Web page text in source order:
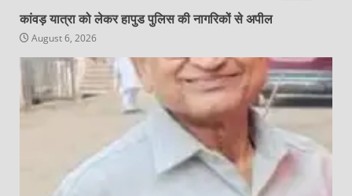
कांवड़ यात्रा को लेकर हापुड पुलिस की नागरिकों से अपील
August 6, 2026